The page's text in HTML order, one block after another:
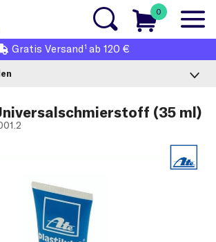
0
Gratis Versand1 ab 120 €
(35 ml)